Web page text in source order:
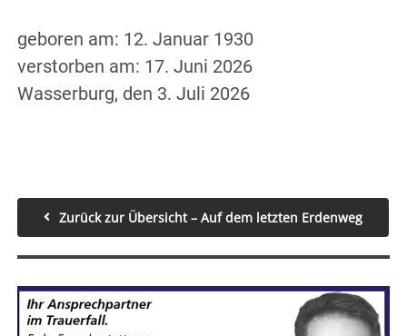
geboren am: 12. Januar 1930
verstorben am: 17. Juni 2026
Wasserburg, den 3. Juli 2026
Zurück zur Übersicht – Auf dem letzten Erdenweg